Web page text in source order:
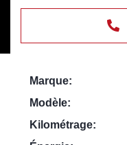
Marque:
Modèle:
Kilométrage: